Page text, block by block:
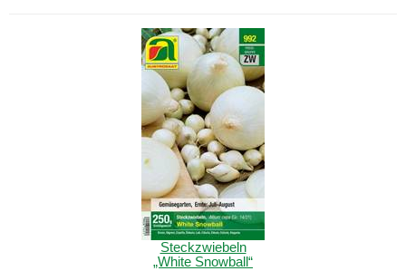
Steckzwiebeln
„White Snowball “